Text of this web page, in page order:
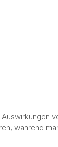
während